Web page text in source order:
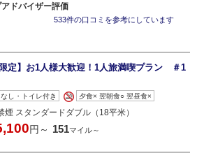
アドバイザー評価
533件の口コミを参考にしています
限定】お1人様大歓迎！1人旅満喫プラン ＃1
し・トイレ付き 夕食× 翌朝食○ 翌昼食×
煙 スタンダードダブル（18平米）
円～ 151マイル～